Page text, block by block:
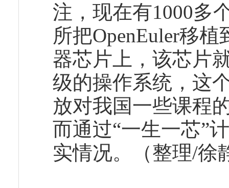
注，现在有1000多
所把OpenEuler移
器芯片上，该芯片
级的操作系统，这
放对我国一些课程
而通过“一生一芯”
实情况。（整理/徐